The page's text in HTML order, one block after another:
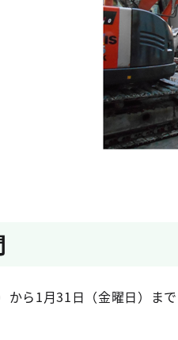
から1月31日（金曜日）まで